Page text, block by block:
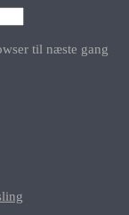
til næste gang